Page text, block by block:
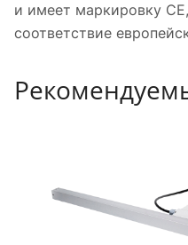
и имеет маркировку
соответствие